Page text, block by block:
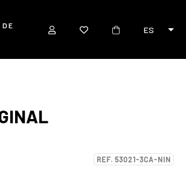
ES
REF. 53021-3CA-NIN